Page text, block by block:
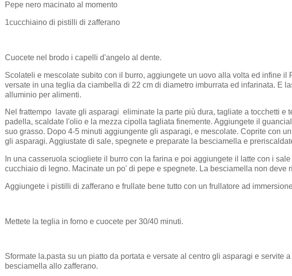
Pepe nero macinato al momento
1cucchiaino di pistilli di zafferano
Cuocete nel brodo i capelli d'angelo al dente.
Scolateli e mescolate subito con il burro, aggiungete un uovo alla volta ed infine il
versate in una teglia da ciambella di 22 cm di diametro imburrata ed infarinata. E
alluminio per alimenti.
Nel frattempo lavate gli asparagi eliminate la parte più dura, tagliate a tocchetti e
padella, scaldate l'olio e la mezza cipolla tagliata finemente. Aggiungete il
suo grasso. Dopo 4-5 minuti aggiungente gli asparagi, e mescolate. Coprite con
gli asparagi. Aggiustate di sale, spegnete e preparate la besciamella e
In una casseruola sciogliete il burro con la farina e poi aggiungete il latte con i
cucchiaio di legno. Macinate un po' di pepe e spegnete. La besciamella non deve
Aggiungete i pistilli di zafferano e frullate bene tutto con un frullatore ad
Mettete la teglia in forno e cuocete per 30/40 minuti.
Sformate la.pasta su un piatto da portata e versate al centro gli asparagi e servite
besciamella allo zafferano.